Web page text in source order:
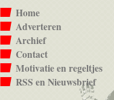
Home
Adverteren
Archief
Contact
Motivatie en regeltjes
RSS en Nieuwsbrief